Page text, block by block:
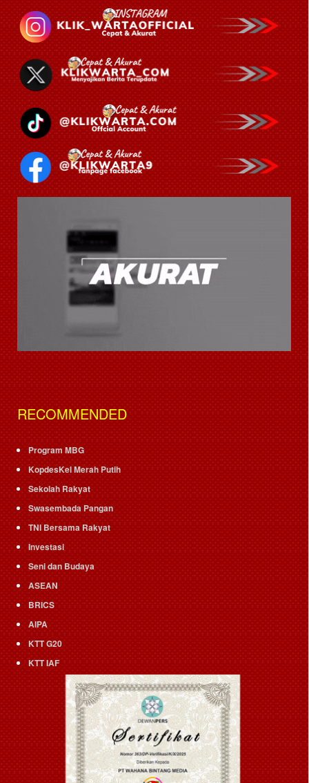
RECOMMENDED
Program MBG
KopdesKel Merah Putih
Sekolah Rakyat
Swasembada Pangan
TNI Bersama Rakyat
Investasi
Seni dan Budaya
ASEAN
BRICS
AIPA
KTT G20
KTT IAF